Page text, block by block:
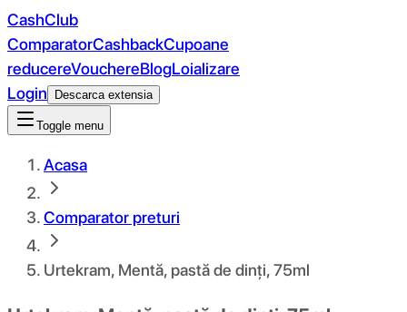
CashClub
ComparatorCashbackCupoane
reducereVouchereBlogLoializare
Login
Descarca extensia
Toggle menu
Acasa
Comparator preturi
Urtekram, Mentă, pastă de dinți, 75ml